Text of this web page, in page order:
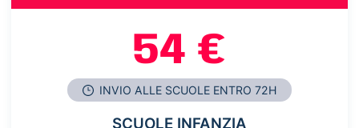
54 €
INVIO ALLE SCUOLE ENTRO 72H
SCUOLE INFANZIA